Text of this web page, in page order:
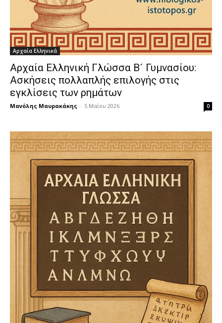
Αρχαία Ελληνικά
Αρχαία Ελληνική Γλώσσα Β´ Γυμνασίου:
Ασκήσεις πολλαπλής επιλογής στις
εγκλίσεις των ρημάτων
Μανόλης Μαυρακάκης - 5 Μαΐου 2026 0